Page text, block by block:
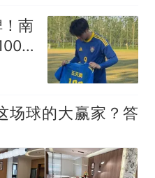
南
场球的大赢家？答